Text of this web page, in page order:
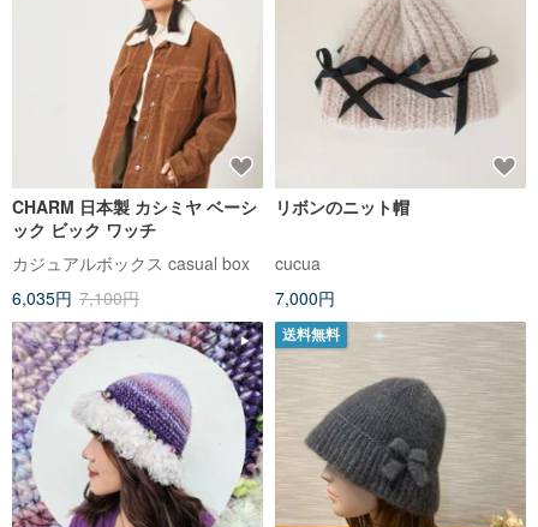
CHARM 日本製 カシミヤ ベーシ
ック ビック ワッチ
カジュアルボックス casual box
6,035円 7,100円
リボンのニット帽
cucua
7,000円
送料無料